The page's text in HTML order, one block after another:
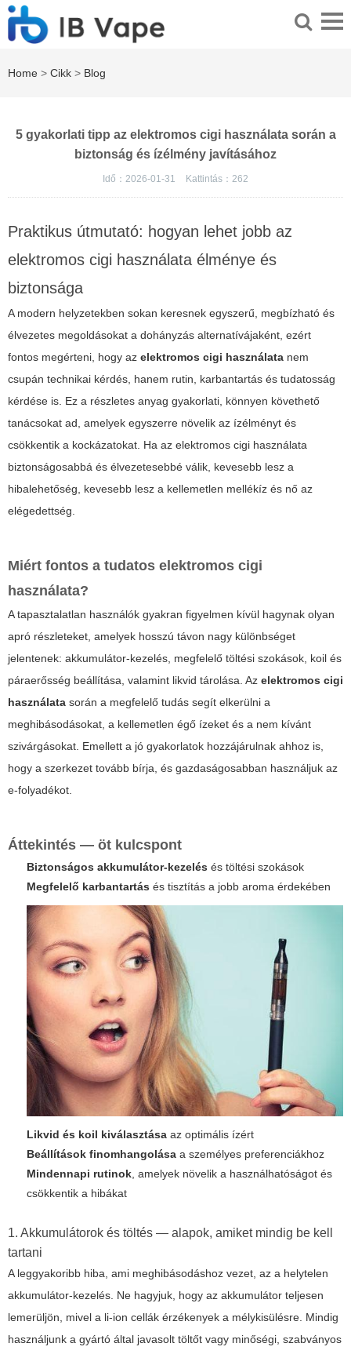
Home > Cikk > Blog
5 gyakorlati tipp az elektromos cigi használata során a
biztonság és ízélmény javításához
Idő：2026-01-31 Kattintás： 262
Praktikus útmutató: hogyan lehet jobb az
elektromos cigi használata élménye és
biztonsága
A modern helyzetekben sokan keresnek egyszerű, megbízható és
élvezetes megoldásokat a dohányzás alternatívájaként, ezért
fontos megérteni, hogy az elektromos cigi használata nem
csupán technikai kérdés, hanem rutin, karbantartás és tudatosság
kérdése is. Ez a részletes anyag gyakorlati, könnyen követhető
tanácsokat ad, amelyek egyszerre növelik az ízélményt és
csökkentik a kockázatokat. Ha az elektromos cigi használata
biztonságosabbá és élvezetesebbé válik, kevesebb lesz a
hibalehetőség, kevesebb lesz a kellemetlen mellékíz és nő az
elégedettség.
Miért fontos a tudatos elektromos cigi
használata?
A tapasztalatlan használók gyakran figyelmen kívül hagynak olyan
apró részleteket, amelyek hosszú távon nagy különbséget
jelentenek: akkumulátor-kezelés, megfelelő töltési szokások, koil és
páraerősség beállítása, valamint likvid tárolása. Az elektromos cigi
használata során a megfelelő tudás segít elkerülni a
meghibásodásokat, a kellemetlen égő ízeket és a nem kívánt
szivárgásokat. Emellett a jó gyakorlatok hozzájárulnak ahhoz is,
hogy a szerkezet tovább bírja, és gazdaságosabban használjuk az
e-folyadékot.
Áttekintés — öt kulcspont
Biztonságos akkumulátor-kezelés és töltési szokások
Megfelelő karbantartás és tisztítás a jobb aroma érdekében
Likvid és koil kiválasztása az optimális ízért
Beállítások finomhangolása a személyes preferenciákhoz
Mindennapi rutinok, amelyek növelik a használhatóságot és
csökkentik a hibákat
1. Akkumulátorok és töltés — alapok, amiket mindig be kell
tartani
A leggyakoribb hiba, ami meghibásodáshoz vezet, az a helytelen
akkumulátor-kezelés. Ne hagyjuk, hogy az akkumulátor teljesen
lemerüljön, mivel a li-ion cellák érzékenyek a mélykisülésre. Mindig
használjunk a gyártó által javasolt töltőt vagy minőségi, szabványos